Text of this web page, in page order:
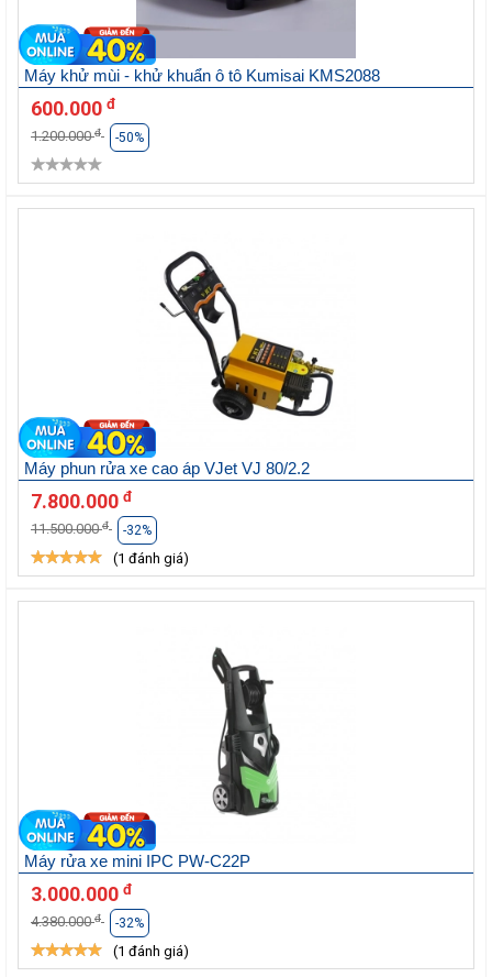
Máy khử mùi - khử khuẩn ô tô Kumisai KMS2088
600.000 đ
1.200.000đ -50%
Máy phun rửa xe cao áp VJet VJ 80/2.2
7.800.000 đ
11.500.000đ -32%
(1 đánh giá)
Máy rửa xe mini IPC PW-C22P
3.000.000 đ
4.380.000đ -32%
(1 đánh giá)